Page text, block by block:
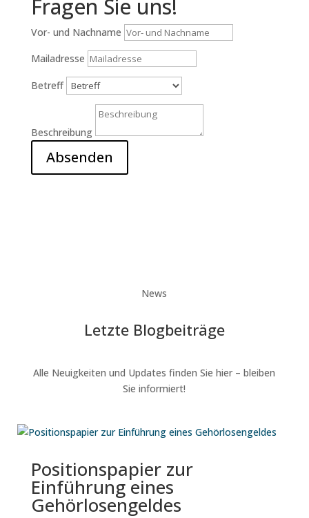
Fragen Sie uns!
Vor- und Nachname
Mailadresse
Betreff
Beschreibung
Absenden
News
Letzte Blogbeiträge
Alle Neuigkeiten und Updates finden Sie hier – bleiben
Sie informiert!
Positionspapier zur
Einführung eines
Gehörlosengeldes